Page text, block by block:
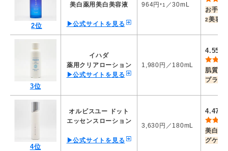
3,001～ 4,000円：4.3点
5,001～ 6,000円：3.8点
6,001～ 7,000円：3.5点
8,001～ 9,000円：3.0点
9,001～10,000円：2.8点
10,001～11,000円：2.5点
14,001～15,000円：1.5点
15,001～16,000円：1.3点
16,001～ 円：1.0点
2位
美白薬用美白美容液
▶公式サイトを見る
964円 *1 ／30mL
お手頃
2美容液
3位
イハダ
薬用クリアローション
▶公式サイトを見る
1,980円／180mL
4.55
肌質問
プラ化
4位
オルビスユー ドット
エッセンスローション
▶公式サイトを見る
3,630円／180mL
4.47
美白
グケア